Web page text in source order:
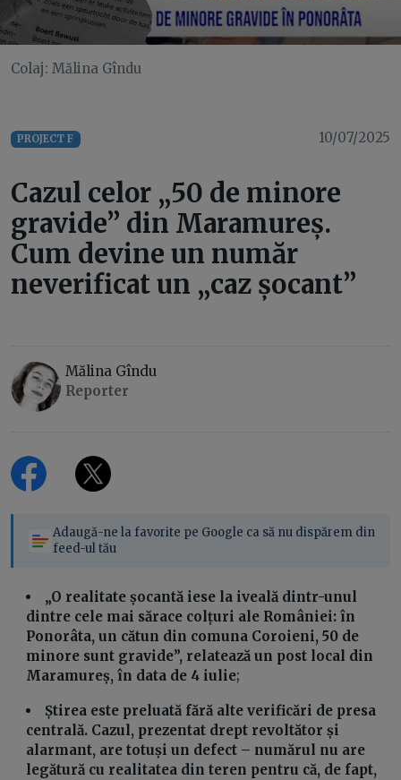
Colaj: Mălina Gîndu
PROJECT F 10/07/2025
Cazul celor „50 de minore
gravide” din Maramureș.
Cum devine un număr
neverificat un „caz șocant”
Mălina Gîndu
Reporter
Adaugă-ne la favorite pe Google ca să nu dispărem din
feed-ul tău
„O realitate șocantă iese la iveală dintr-unul
dintre cele mai sărace colțuri ale României: în
Ponorâta, un cătun din comuna Coroieni, 50 de
minore sunt gravide”, relatează un post local din
Maramureș, în data de 4 iulie;
Știrea este preluată fără alte verificări de presa
centrală. Cazul, prezentat drept revoltător și
alarmant, are totuși un defect – numărul nu are
legătură cu realitatea din teren pentru că, de fapt,